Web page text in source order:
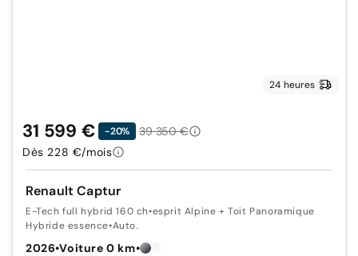
24 heures
Renault Captur
E-Tech full hybrid 160 ch•esprit Alpine + Toit Panoramique
Hybride essence•Auto.
2026•Voiture 0 km•
31 599 € -20%
39 350 €
Dès 228 €/mois